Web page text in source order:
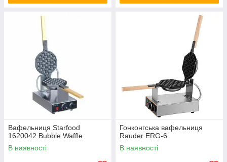
Вафельниця Starfood
1620042 Bubble Waffle
В наявності
Гонконгська вафельниця
Rauder ERG-6
В наявності